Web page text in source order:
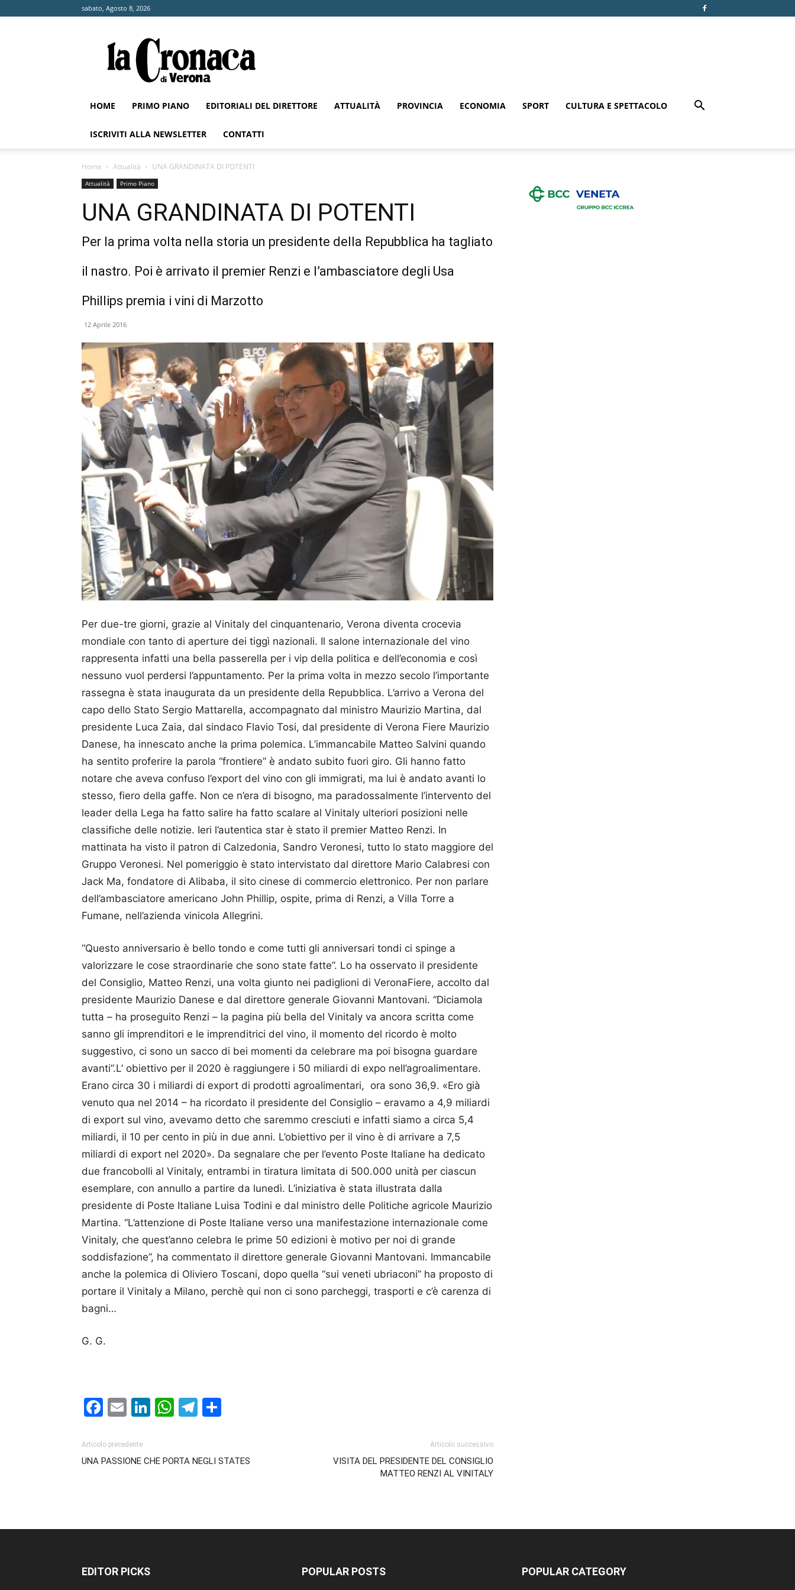
sabato, Agosto 8, 2026
Cronaca
di
Verona
HOME PRIMO PIANO EDITORIALI DEL DIRETTORE ATTUALITÀ PROVINCIA ECONOMIA SPORT CULTURA E SPETTACOLO
ISCRIVITI ALLA NEWSLETTER CONTATTI
Home Attualità UNA GRANDINATA DI POTENTI
Attualità Primo Piano
UNA GRANDINATA DI POTENTI
Per la prima volta nella storia un presidente della Repubblica ha tagliato
il nastro. Poi è arrivato il premier Renzi e l’ambasciatore degli Usa
Phillips premia i vini di Marzotto
12 Aprile 2016
Per due-tre giorni, grazie al Vinitaly del cinquantenario, Verona diventa crocevia
mondiale con tanto di aperture dei tiggì nazionali. Il salone internazionale del vino
rappresenta infatti una bella passerella per i vip della politica e dell’economia e così
nessuno vuol perdersi l’appuntamento. Per la prima volta in mezzo secolo l’importante
rassegna è stata inaugurata da un presidente della Repubblica. L’arrivo a Verona del
capo dello Stato Sergio Matta­rella, accompagnato dal ministro Maurizio Martina, dal
presidente Luca Zaia, dal sindaco Flavio Tosi, dal presidente di Verona Fiere Maurizio
Danese, ha innescato anche la prima polemica. L’immancabile Matteo Salvini quando
ha sentito proferire la parola “frontiere” è andato subito fuori giro. Gli hanno fatto
notare che aveva confuso l’export del vino con gli immigrati, ma lui è andato avanti lo
stesso, fiero della gaffe. Non ce n’era di bisogno, ma paradossalmente l’intervento del
leader della Lega ha fatto salire ha fatto scalare al Vinitaly ulteriori posizioni nelle
classifiche delle notizie. Ieri l’autentica star è stato il premier Matteo Renzi. In
mattinata ha visto il patron di Calzedonia, Sandro Vero­nesi, tutto lo stato maggiore del
Gruppo Veronesi. Nel pomeriggio è stato intervistato dal direttore Mario Calabresi con
Jack Ma, fondatore di Alibaba, il sito cinese di commercio elettronico. Per non parlare
dell’ambasciatore americano John Phillip, ospite, prima di Renzi, a Villa Torre a
Fumane, nell’azienda vinicola Allegrini.
“Questo anniversario è bello tondo e come tutti gli anniversari tondi ci spinge a
valorizzare le cose straordinarie che sono state fatte”. Lo ha osservato il presidente
del Consiglio, Matteo Renzi, una volta giunto nei padiglioni di VeronaFiere, accolto dal
presidente Maurizio Danese e dal direttore generale Giovanni Mantovani. “Diciamola
tutta – ha proseguito Renzi – la pagina più bella del Vinitaly va ancora scritta come
sanno gli imprenditori e le imprenditrici del vino, il momento del ricordo è molto
suggestivo, ci sono un sacco di bei momenti da celebrare ma poi bisogna guardare
avanti”.L’ obiettivo per il 2020 è raggiungere i 50 miliardi di expo nell’agroalimentare.
Erano circa 30 i miliardi di export di prodotti agroalimentari, ora sono 36,9. «Ero già
venuto qua nel 2014 – ha ricordato il presidente del Consiglio – eravamo a 4,9 miliardi
di export sul vino, avevamo detto che saremmo cresciuti e infatti siamo a circa 5,4
miliardi, il 10 per cento in più in due anni. L’obiettivo per il vino è di arrivare a 7,5
miliardi di export nel 2020». Da segnalare che per l’evento Poste Italiane ha dedicato
due francobolli al Vinitaly, entrambi in tiratura limitata di 500.000 unità per ciascun
esemplare, con annullo a partire da lunedì. L’iniziativa è stata illustrata dalla
presidente di Poste Italiane Luisa Todini e dal ministro delle Politiche agricole Maurizio
Martina. “L’attenzione di Poste Italiane verso una manifestazione internazionale come
Vinitaly, che quest’anno celebra le prime 50 edizioni è motivo per noi di grande
soddisfazione”, ha commentato il direttore generale Giovanni Mantovani. Immancabile
anche la polemica di Oliviero Toscani, dopo quella “sui veneti ubriaconi” ha proposto di
portare il Vinitaly a Milano, perchè qui non ci sono parcheggi, trasporti e c’è carenza di
bagni…
G. G.
Facebook
EmailLinkedIn
WhatsApp
Telegram
Articolo precedente
UNA PASSIONE CHE PORTA NEGLI STATES
Articolo successivo
VISITA DEL PRESIDENTE DEL CONSIGLIO
MATTEO RENZI AL VINITALY
EDITOR PICKS POPULAR POSTS POPULAR CATEGORY